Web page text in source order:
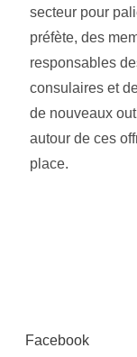
secteur pour
préfète, des
responsables
consulaires et
de nouveaux
autour de ces
place.
Facebook